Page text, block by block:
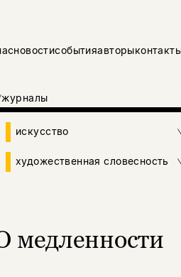
новостисобытияавторы
журналы
искусство
художественная словесность
медленности